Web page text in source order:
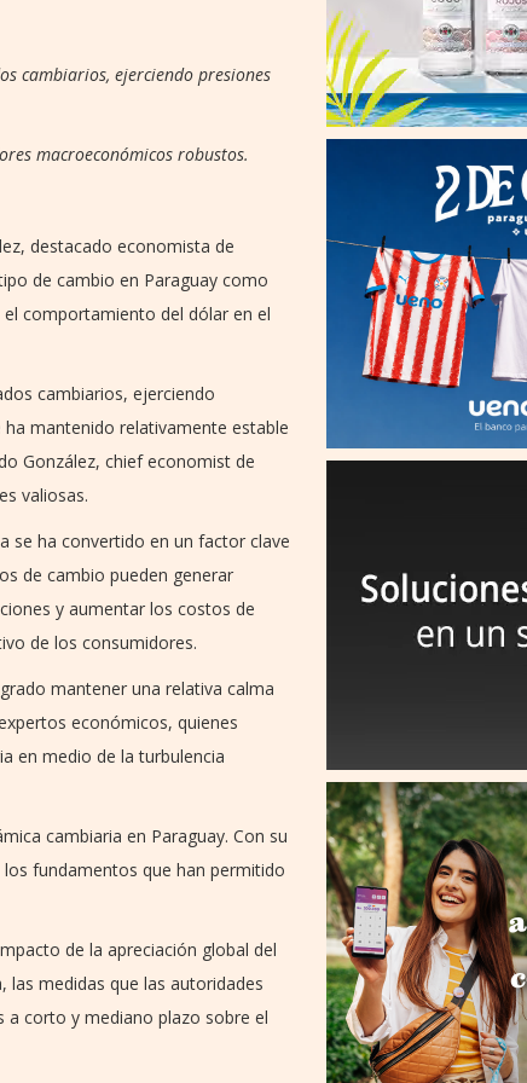
cambiarios, ejerciendo presiones
macroeconómicos robustos.
destacado economista de
de cambio en Paraguay como
comportamiento del dólar en el
cambiarios, ejerciendo
mantenido relativamente estable
González, chief economist de
valiosas.
se ha convertido en un factor clave
de cambio pueden generar
y aumentar los costos de
de los consumidores.
mantener una relativa calma
económicos, quienes
en medio de la turbulencia
cambiaria en Paraguay. Con su
fundamentos que han permitido
de la apreciación global del
medidas que las autoridades
corto y mediano plazo sobre el